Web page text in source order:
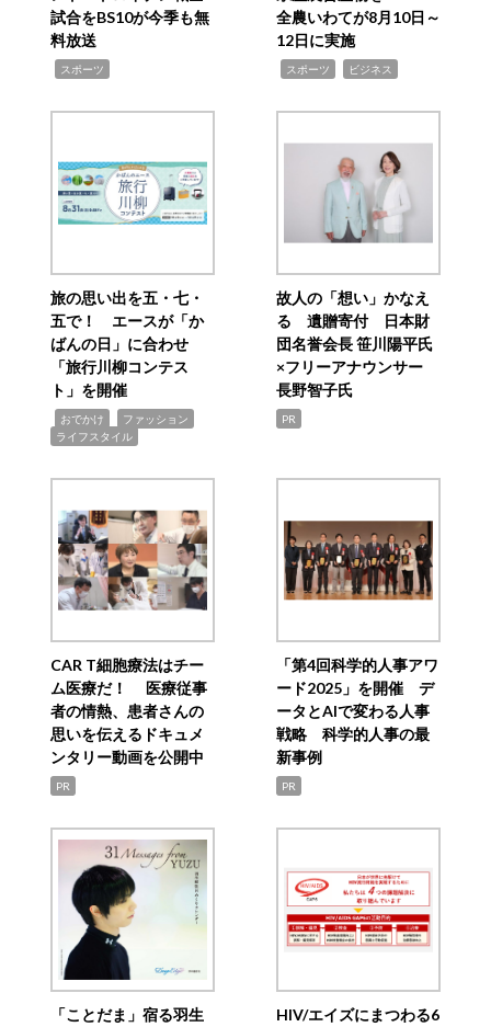
試合をBS10が今季も無
料放送
スポーツ
全農いわてが8月10日～
12日に実施
スポーツ ビジネス
旅の思い出を五・七・
五で！ エースが「か
ばんの日」に合わせ
「旅行川柳コンテス
ト」を開催
おでかけ ファッション
ライフスタイル
故人の「想い」かなえ
る 遺贈寄付 日本財
団名誉会長 笹川陽平氏
×フリーアナウンサー
長野智子氏
PR
CAR T細胞療法はチー
ム医療だ！ 医療従事
者の情熱、患者さんの
思いを伝えるドキュメ
ンタリー動画を公開中
PR
「第4回科学的人事アワ
ード2025」を開催 デ
ータとAIで変わる人事
戦略 科学的人事の最
新事例
PR
「ことだま」宿る羽生
HIV/エイズにまつわる6